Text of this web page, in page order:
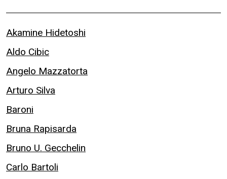
Akamine Hidetoshi
Aldo Cibic
Angelo Mazzatorta
Arturo Silva
Baroni
Bruna Rapisarda
Bruno U. Gecchelin
Carlo Bartoli